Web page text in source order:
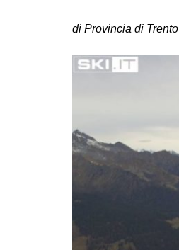
di Provincia di Trento